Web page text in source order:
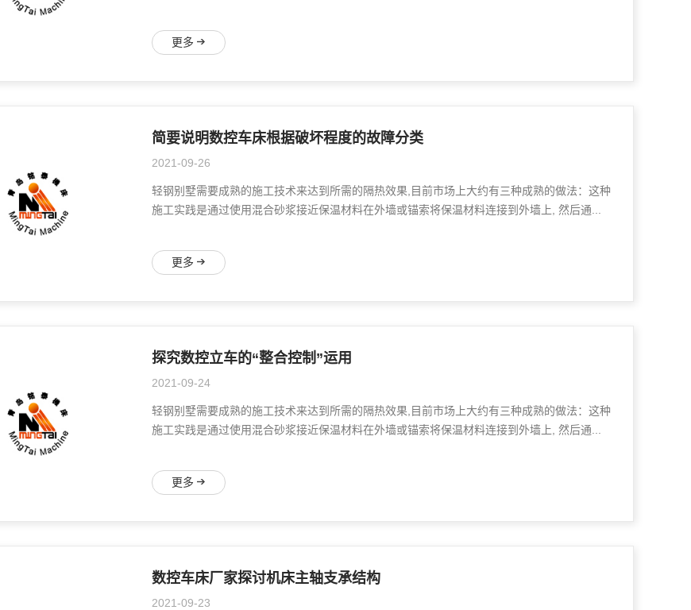
更多
简要说明数控车床根据破坏程度的故障分类
2021-09-26
轻钢别墅需要成熟的施工技术来达到所需的隔热效果,目前市场上大约有三种成熟的做法：这种
施工实践是通过使用混合砂浆接近保温材料在外墙或锚索将保温材料连接到外墙上, 然后通...
更多
探究数控立车的“整合控制”运用
2021-09-24
轻钢别墅需要成熟的施工技术来达到所需的隔热效果,目前市场上大约有三种成熟的做法：这种
施工实践是通过使用混合砂浆接近保温材料在外墙或锚索将保温材料连接到外墙上, 然后通...
更多
数控车床厂家探讨机床主轴支承结构
2021-09-23